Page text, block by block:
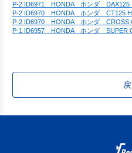
P-2 ID6971　HONDA　ホンダ　DAX125
P-2 ID6970　HONDA　ホンダ　CT125
P-2 ID6970　HONDA　ホンダ　CROSS
P-1 ID6957　HONDA　ホンダ　SUPER